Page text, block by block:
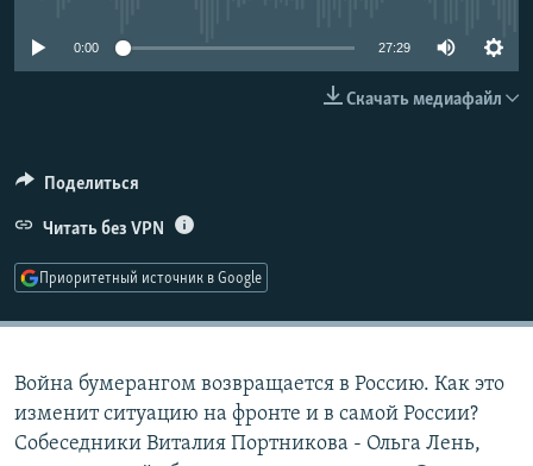
Все сайты РСЕ/РС
0:00 27:29
Скачать медиафайл
Поделиться
Читать без VPN
Приоритетный источник в Google
Война бумерангом возвращается в Россию. Как это
изменит ситуацию на фронте и в самой России?
Собеседники Виталия Портникова - Ольга Лень,